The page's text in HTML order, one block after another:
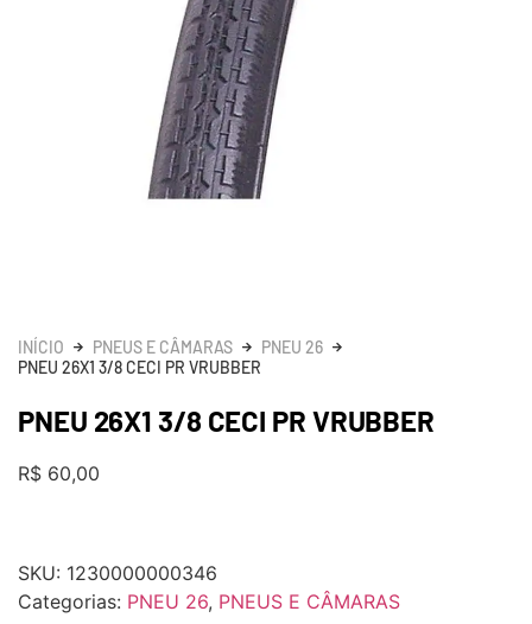
INÍCIO PNEUS E CÂMARAS
PNEU 26
PNEU 26X1 3/8 CECI PR VRUBBER
PNEU 26X1 3/8 CECI PR VRUBBER
R$ 60,00
SKU: 1230000000346
Categorias: PNEU 26, PNEUS E CÂMARAS